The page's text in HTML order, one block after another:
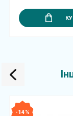
- 14 %